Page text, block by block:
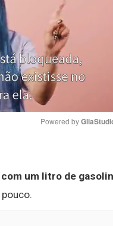
Powered by
com um litro de